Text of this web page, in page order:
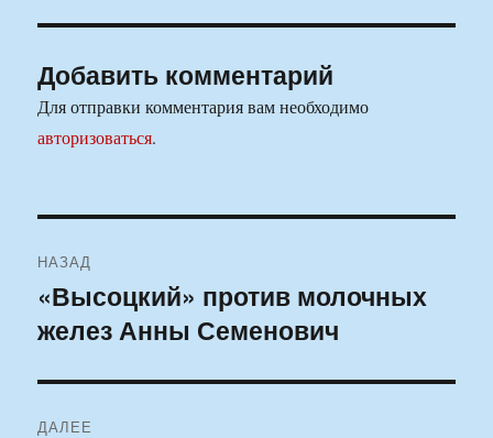
Добавить комментарий
Для отправки комментария вам необходимо
авторизоваться.
по
записям
НАЗАД
Предыдущая
запись:
«Высоцкий» против молочных
желез Анны Семенович
ДАЛЕЕ